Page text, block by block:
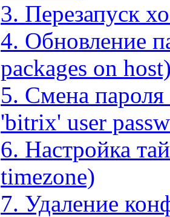
3. Перезапуск
4. Обновление
packages on
5. Смена пароля
'bitrix' user
6. Настройка
timezone)
7. Удаление